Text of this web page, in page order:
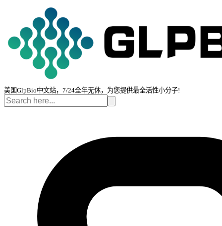
美国GlpBio中文站，7/24全年无休，为您提供最全活性小分子!